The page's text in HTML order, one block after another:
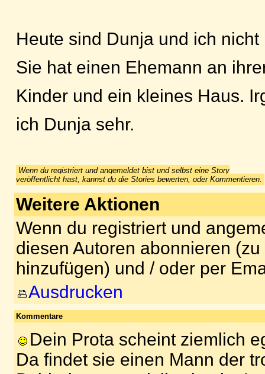
Heute sind Dunja und ich
Sie hat einen Ehemann an
Kinder und ein kleines Haus.
ich Dunja sehr.
Wenn du registriert und angemeldet bist und selbst eine Story
veröffentlicht hast, kannst du die Stories bewerten, oder Kommentieren.
Weitere Aktionen
Wenn du registriert und
diesen Autoren abonnieren
hinzufügen) und / oder per
Ausdrucken
Kommentare
Dein Prota scheint ziemlich
Da findet sie einen Mann der